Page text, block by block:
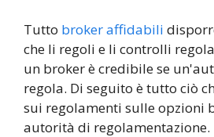
Tutto broker affidabili
che li regoli e li controlli
un broker è credibile se
regola. Di seguito è tutto ciò
sui regolamenti sulle opzioni
autorità di regolamentazione.